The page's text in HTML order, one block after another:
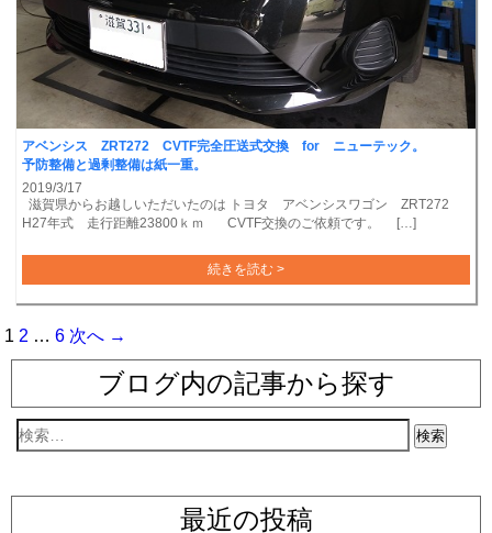
アベンシス ZRT272 CVTF完全圧送式交換 for ニューテック。
予防整備と過剰整備は紙一重。
2019/3/17
滋賀県からお越しいただいたのは トヨタ アベンシスワゴン ZRT272
H27年式 走行距離23800ｋｍ CVTF交換のご依頼です。 […]
続きを読む >
1 2 … 6 次へ →
ブログ内の記事から探す
最近の投稿